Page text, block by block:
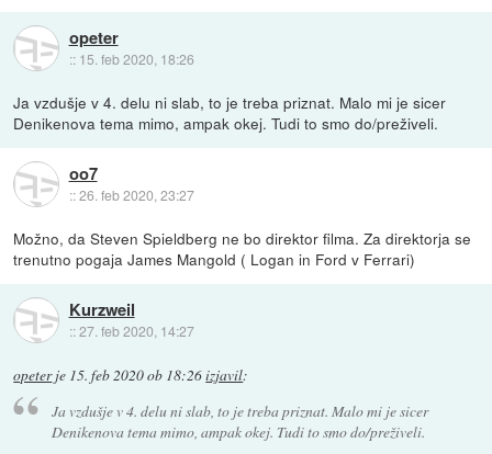
opeter
:: 15. feb 2020, 18:26
Ja vzdušje v 4. delu ni slab, to je treba priznat. Malo mi je sicer
Denikenova tema mimo, ampak okej. Tudi to smo do/preživeli.
oo7
::26. feb 2020, 23:27
Možno, da Steven Spieldberg ne bo direktor filma. Za direktorja se
trenutno pogaja James Mangold ( Logan in Ford v Ferrari)
Kurzweil
::27. feb 2020, 14:27
opeterje 15. feb 2020 ob 18:26izjavil:
Ja vzdušje v 4. delu ni slab, to je treba priznat. Malo mi je sicer
Denikenova tema mimo, ampak okej. Tudi to smo do/preživeli.